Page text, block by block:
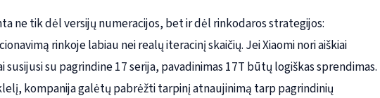
ne tik dėl versijų numeracijos, bet ir dėl rinkodaros strategijos:
rinkoje labiau nei realų iteracinį skaičių. Jei Xiaomi nori aiškiai
su pagrindine 17 serija, pavadinimas 17T būtų logiškas sprendimas.
kompanija galėtų pabrėžti tarpinį atnaujinimą tarp pagrindinių